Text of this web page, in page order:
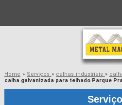
Home » Serviços » calhas industriais »
calha galvanizada para telhado Parque